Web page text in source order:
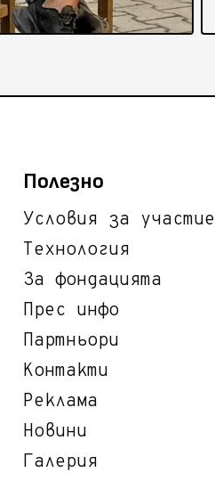
Полезно
Условия за участие
Технология
За фондацията
Прес инфо
Партньори
Контакти
Реклама
Новини
Галерия